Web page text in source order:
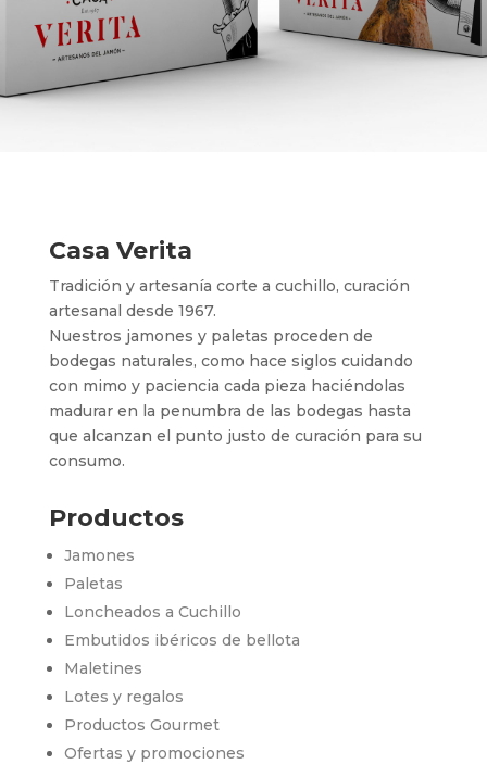
Casa Verita
Tradición y artesanía corte a cuchillo, curación
artesanal desde 1967.
Nuestros jamones y paletas proceden de
bodegas naturales, como hace siglos cuidando
con mimo y paciencia cada pieza haciéndolas
madurar en la penumbra de las bodegas hasta
que alcanzan el punto justo de curación para su
consumo.
Productos
Jamones
Paletas
Loncheados a Cuchillo
Embutidos ibéricos de bellota
Maletines
Lotes y regalos
Productos Gourmet
Ofertas y promociones